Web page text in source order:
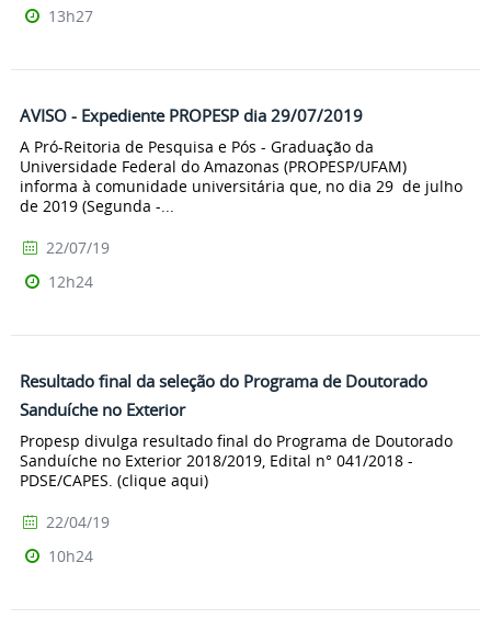
13h27
AVISO - Expediente PROPESP dia 29/07/2019
A Pró-Reitoria de Pesquisa e Pós - Graduação da
Universidade Federal do Amazonas (PROPESP/UFAM)
informa à comunidade universitária que, no dia 29 de julho
de 2019 (Segunda -...
22/07/19
12h24
Resultado final da seleção do Programa de Doutorado
Sanduíche no Exterior
Propesp divulga resultado final do Programa de Doutorado
Sanduíche no Exterior 2018/2019, Edital n° 041/2018 -
PDSE/CAPES. (clique aqui)
22/04/19
10h24